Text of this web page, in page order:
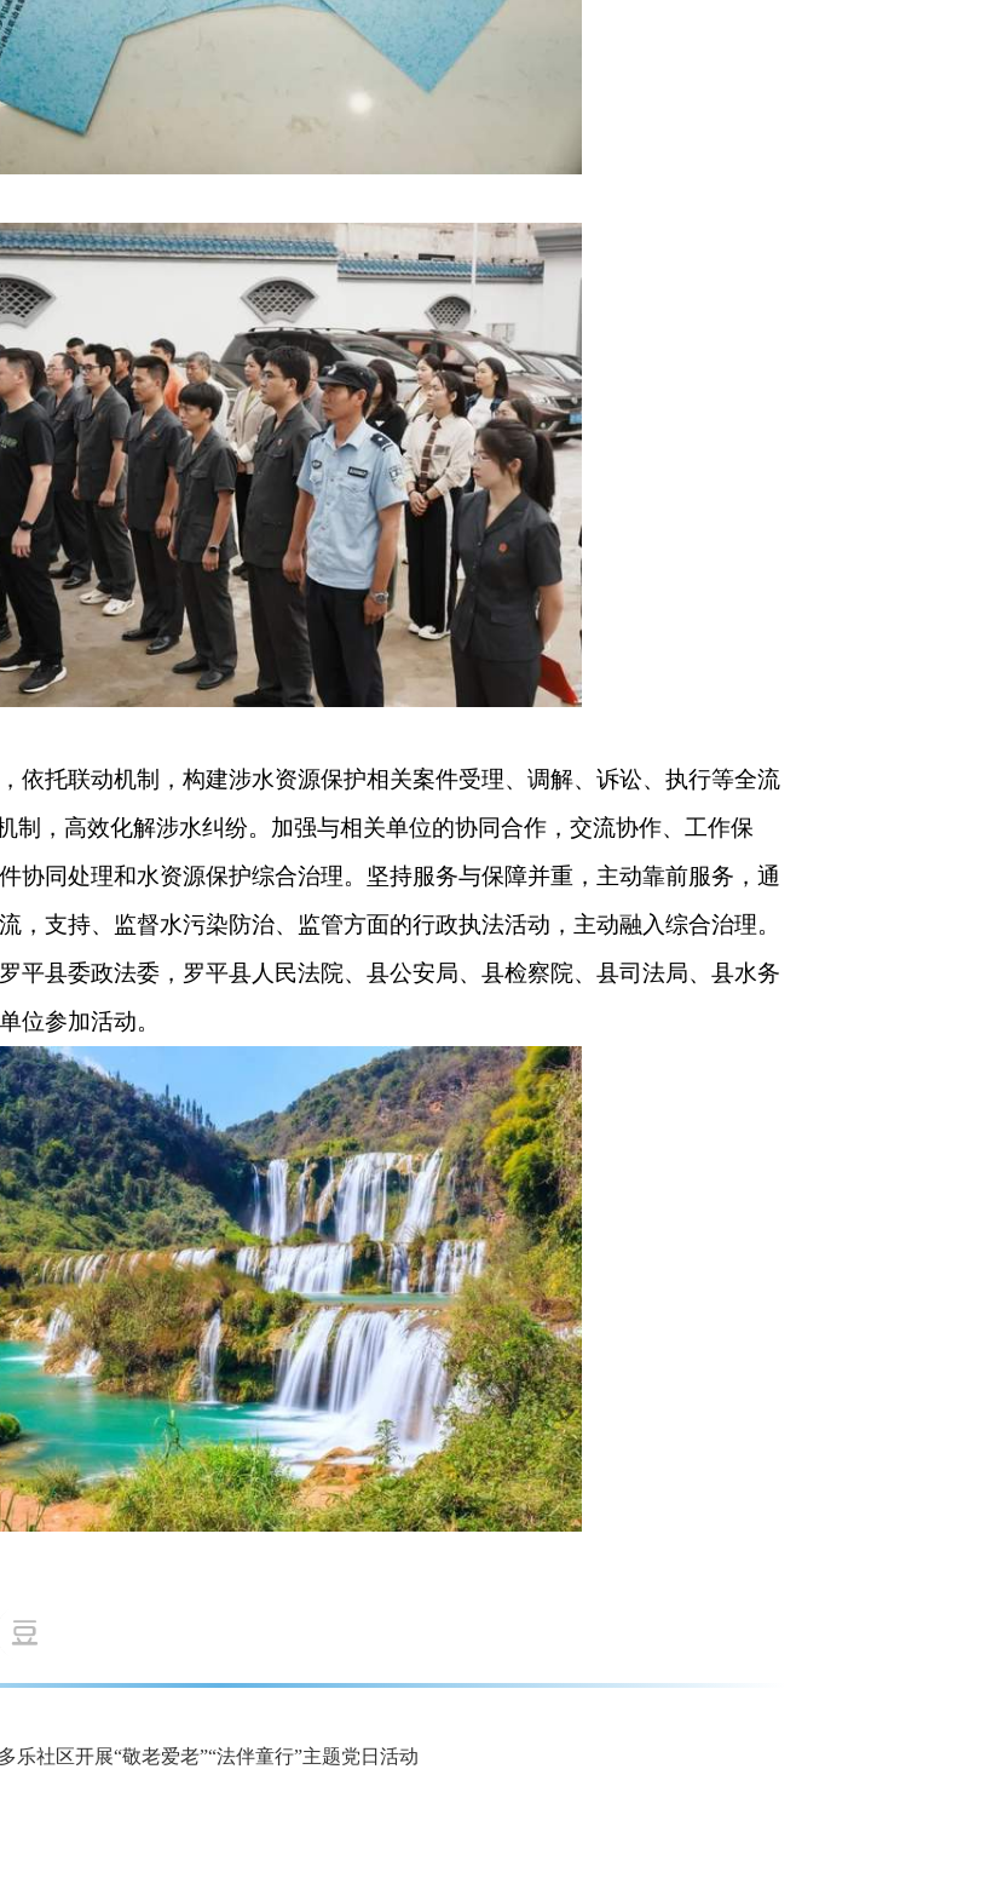
依托联动机制，构建涉水资源保护相关案件受理、调解、诉讼、执行等全流
制，高效化解涉水纠纷。加强与相关单位的协同合作，交流协作、工作保
协同处理和水资源保护综合治理。坚持服务与保障并重，主动靠前服务，通
，支持、监督水污染防治、监管方面的行政执法活动，主动融入综合治理。
平县委政法委，罗平县人民法院、县公安局、县检察院、县司法局、县水务
位参加活动。
乐社区开展“敬老爱老”“法伴童行”主题党日活动